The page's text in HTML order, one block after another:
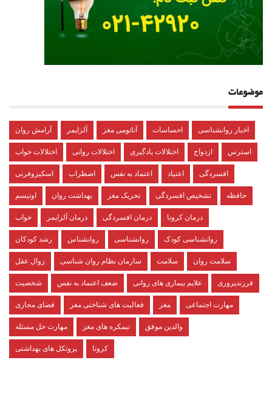
موضوعات
آرامش روان آلزایمر آناتومی مغز احساسات اخبار روانشناسی
اختلالات خواب اختلالات روانی اختلالات یادگیری ازدواج استرس
اسکیزوفرنی اضطراب اعتماد به نفس اعتیاد افسردگی
اوتیسم بهداشت روان تحریک مغز تشخیص افسردگی حافظه
خواب درمان آلزایمر درمان افسردگی درمان کرونا
رشد کودکان روانشناس روانشناسی روانشناسی کودک
زوال عقل سازمان نظام روان شناسی سلامت سلامت روان
شخصیت ضعف اعتماد به نفس علایم بیماری های روانی فرزندپروری
فضای مجازی فعالیت های شناختی مغز مغز مهارت اجتماعی
مهارت حل مسئله نیمکره های مغز والدین موفق
پروتکل های بهداشتی کرونا